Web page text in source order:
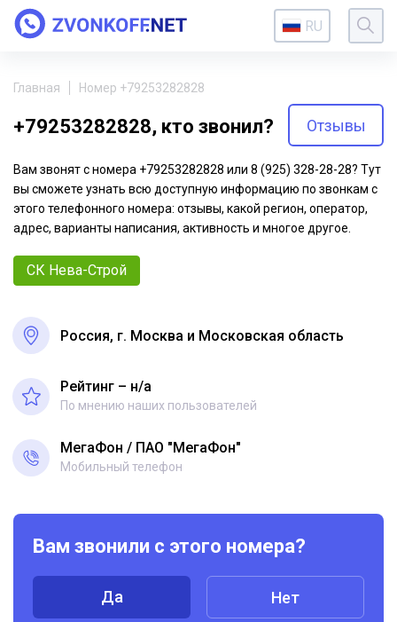
RU
Главная Номер +79253282828
+79253282828, кто звонил? Отзывы
Вам звонят с номера +79253282828 или 8 (925) 328-28-28? Тут
вы сможете узнать всю доступную информацию по звонкам с
этого телефонного номера: отзывы, какой регион, оператор,
адрес, варианты написания, активность и многое другое.
СК Нева-Строй
Россия, г. Москва и Московская область
Рейтинг – н/a
По мнению наших пользователей
МегаФон ПАО "МегаФон"
Мобильный телефон
Вам звонили с этого номера?
Да Нет